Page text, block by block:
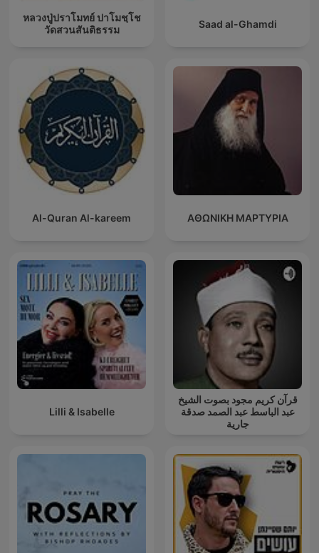
หลวงปู่ปราโมทย์ ปาโมชฺโช
วัดสวนสันติธรรม
Saad al-Ghamdi
Al-Quran Al-kareem ΑΘΩΝΙΚΗ ΜΑΡΤΥΡΙΑ
Lilli & Isabelle
قرآن كريم مجود بصوت الشيخ
عبد الباسط عبد الصمد صدقة
جارية